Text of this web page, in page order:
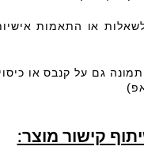
לשאלות או התאמות
גם על קנבס או
קישור מוצר: